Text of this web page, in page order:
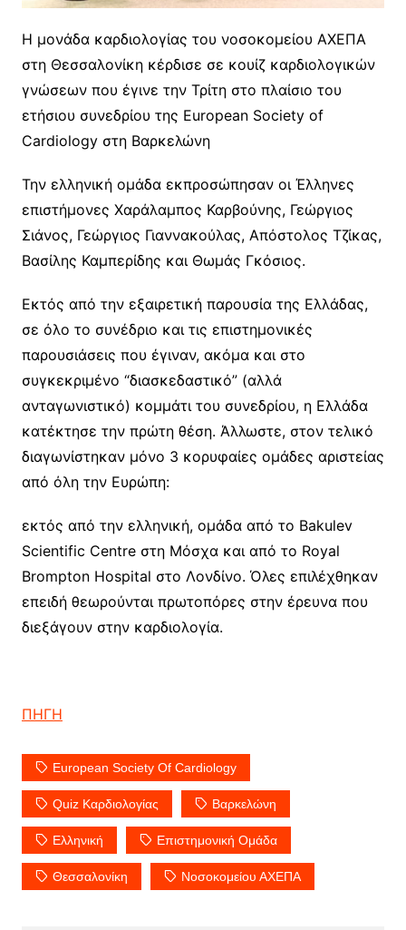
Η μονάδα καρδιολογίας του νοσοκομείου ΑΧΕΠΑ
στη Θεσσαλονίκη κέρδισε σε κουίζ καρδιολογικών
γνώσεων που έγινε την Τρίτη στο πλαίσιο του
ετήσιου συνεδρίου της European Society of
Cardiology στη Βαρκελώνη
Την ελληνική ομάδα εκπροσώπησαν οι Έλληνες
επιστήμονες Χαράλαμπος Καρβούνης, Γεώργιος
Σιάνος, Γεώργιος Γιαννακούλας, Απόστολος Τζίκας,
Βασίλης Καμπερίδης και Θωμάς Γκόσιος.
Εκτός από την εξαιρετική παρουσία της Ελλάδας,
σε όλο το συνέδριο και τις επιστημονικές
παρουσιάσεις που έγιναν, ακόμα και στο
συγκεκριμένο “διασκεδαστικό” (αλλά
ανταγωνιστικό) κομμάτι του συνεδρίου, η Ελλάδα
κατέκτησε την πρώτη θέση. Άλλωστε, στον τελικό
διαγωνίστηκαν μόνο 3 κορυφαίες ομάδες αριστείας
από όλη την Ευρώπη:
εκτός από την ελληνική, ομάδα από το Bakulev
Scientific Centre στη Μόσχα και από το Royal
Brompton Hospital στο Λονδίνο. Όλες επιλέχθηκαν
επειδή θεωρούνται πρωτοπόρες στην έρευνα που
διεξάγουν στην καρδιολογία.
ΠΗΓΗ
European Society Of Cardiology
Quiz Καρδιολογίας Βαρκελώνη
Ελληνική Επιστημονική Ομάδα
Θεσσαλονίκη Νοσοκομείου ΑΧΕΠΑ